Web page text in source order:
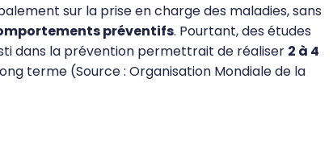
sur la prise en charge des maladies, sans
préventifs. Pourtant, des études
dans la prévention permettrait de réaliser 2 à 4
terme (Source : Organisation Mondiale de la